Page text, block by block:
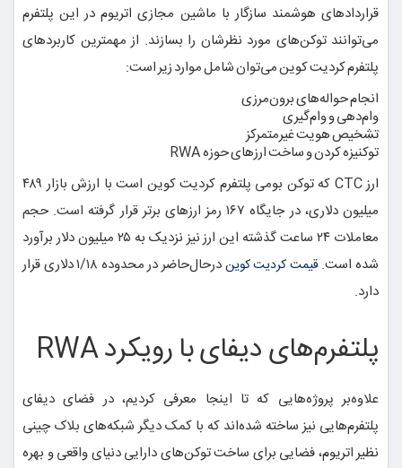
قراردادهای هوشمند سازگار با ماشین مجازی اتریوم در این پلتفرم
می‌توانند توکن‌های مورد نظرشان را بسازند. از مهمترین کاربردهای
پلتفرم کردیت کوین می‌توان شامل موارد زیر است:
انجام حواله‌های برون‌مرزی
وام‌دهی و وام‌گیری
تشخیص هویت غیرمتمرکز
توکنیزه کردن و ساخت ارزهای حوزه RWA
ارز CTC که توکن بومی پلتفرم کردیت کوین است با ارزش بازار ۴۸۹
میلیون دلاری، در جایگاه ۱۶۷ رمز ارزهای برتر قرار گرفته است. حجم
معاملات ۲۴ ساعت گذشته این ارز نیز نزدیک به ۲۵ میلیون دلار برآورد
شده است. قیمت کردیت کوین
در‌حال‌حاضر در محدوده ۱/۱۸ دلاری قرار
دارد.
پلتفرم‌های دیفای با رویکرد RWA
علاوه‌بر پروژه‌هایی که تا اینجا معرفی کردیم، در فضای دیفای
پلتفرم‌هایی نیز ساخته شده‌اند که با کمک دیگر شبکه‌های بلاک چینی
نظیر اتریوم، فضایی برای ساخت توکن‌های دارایی دنیای واقعی و بهره